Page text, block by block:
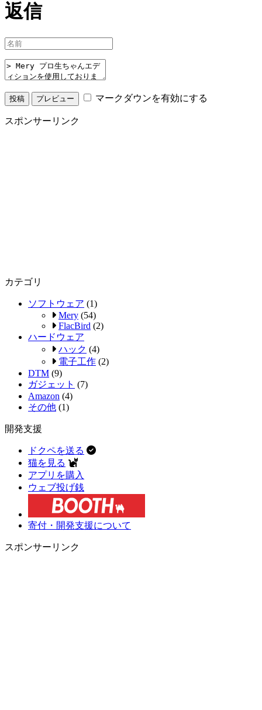
返信
マークダウンを有効にする
スポンサーリンク
カテゴリ
ソフトウェア (1)
Mery (54)
FlacBird (2)
ハードウェア
ハック (4)
電子工作 (2)
DTM (9)
ガジェット (7)
Amazon (4)
その他 (1)
開発支援
ドクペを送る
猫を見る
アプリを購入
ウェブ投げ銭
寄付・開発支援について
スポンサーリンク